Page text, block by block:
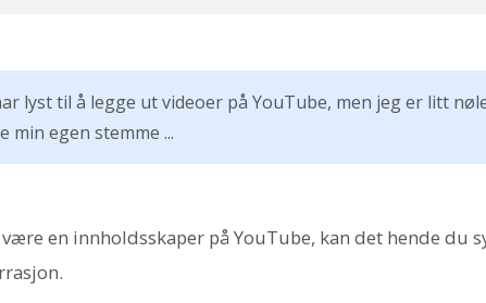
lyst til å legge ut videoer på YouTube, men jeg er litt
min egen stemme ...
en innholdsskaper på YouTube, kan det hende du